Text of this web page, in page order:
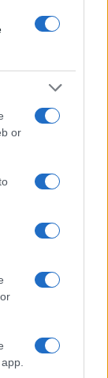
or
pianificare
Sarà lui a
con
di una
che l’ha
delle IgE
allergica
farmaci di
d’insetto.
è attivo
per le